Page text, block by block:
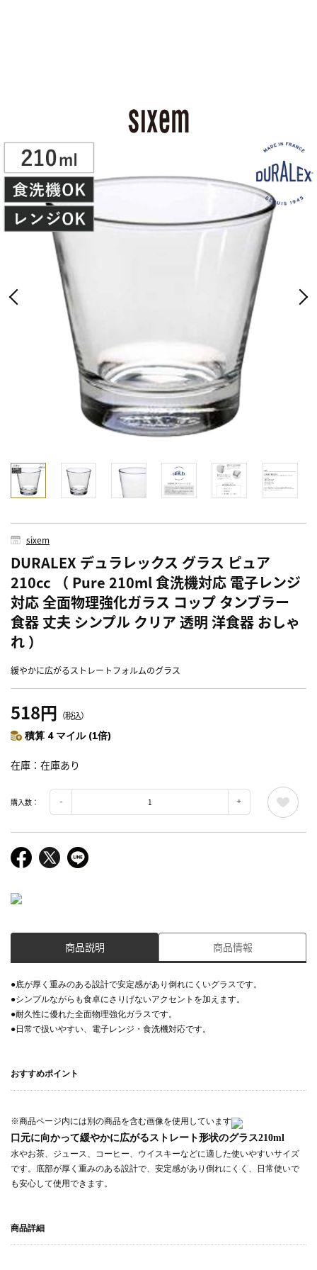
sixem
DURALEX デュラレックス グラス ピュア
210cc （ Pure 210ml 食洗機対応 電子レンジ
対応 全面物理強化ガラス コップ タンブラー
食器 丈夫 シンプル クリア 透明 洋食器 おしゃ
れ ）
緩やかに広がるストレートフォルムのグラス
518円 （税込）
積算 4 マイル (1倍)
在庫 在庫あり
購入数：
商品説明 商品情報
●底が厚く重みのある設計で安定感があり倒れにくいグラスです。
●シンプルながらも食卓にさりげないアクセントを加えます。
●耐久性に優れた全面物理強化ガラスです。
●日常で扱いやすい、電子レンジ・食洗機対応です。
おすすめポイント
※商品ページ内には別の商品を含む画像を使用しています
口元に向かって緩やかに広がるストレート形状のグラス210ml
水やお茶、ジュース、コーヒー、ウイスキーなどに適した使いやすいサイズ
です。底部が厚く重みのある設計で、安定感があり倒れにくく、日常使いで
も安心して使用できます。
商品詳細